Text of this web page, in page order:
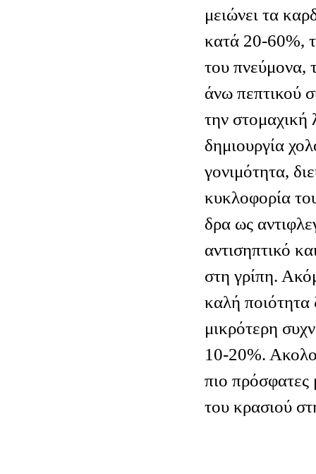
μειώνει τα
κατά 20-60%,
του πνεύμονα,
άνω πεπτικού
την στομαχική
δημιουργία
γονιμότητα,
κυκλοφορία
δρα ως
αντισηπτικό
στη γρίπη.
καλή ποιότητα
μικρότερη
10-20%.
πιο πρόσφατες
του κρασιού